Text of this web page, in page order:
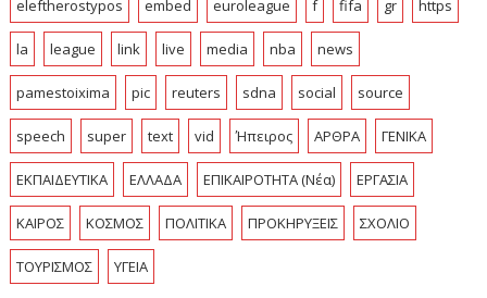
eleftherostypos embed euroleague f fifa gr https
la league link live media nba news
pamestoixima pic reuters sdna social source
speech super text vid Ήπειρος ΑΡΘΡΑ ΓΕΝΙΚΑ
ΕΚΠΑΙΔΕΥΤΙΚΑ ΕΛΛΑΔΑ ΕΠΙΚΑΙΡΟΤΗΤΑ (Νέα) ΕΡΓΑΣΙΑ
ΚΑΙΡΟΣ ΚΟΣΜΟΣ ΠΟΛΙΤΙΚΑ ΠΡΟΚΗΡΥΞΕΙΣ ΣΧΟΛΙΟ
ΤΟΥΡΙΣΜΟΣ ΥΓΕΙΑ